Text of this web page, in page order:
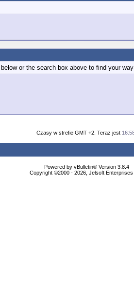
or the search box above to find your
Czasy w strefie GMT +2. Teraz jest
Powered by vBulletin® Version 3.8.4
Copyright ©2000 - 2026, Jelsoft Enterprises